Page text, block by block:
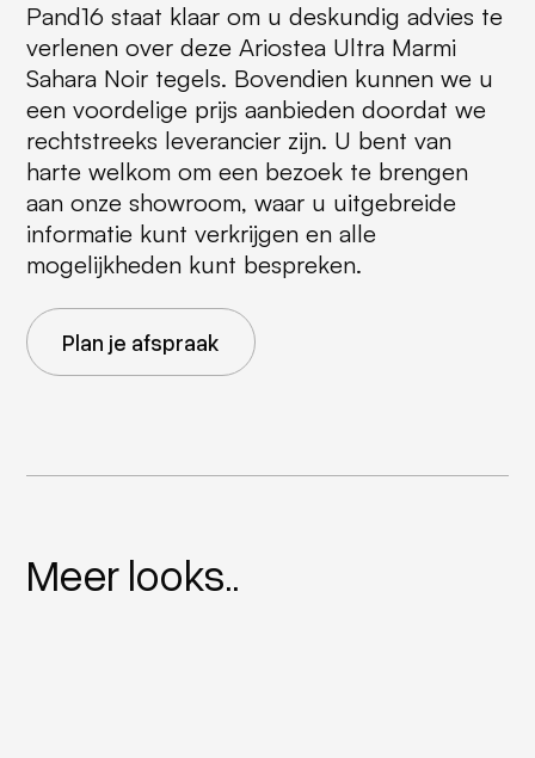
Pand16 staat klaar om u deskundig advies te
verlenen over deze Ariostea Ultra Marmi
Sahara Noir tegels. Bovendien kunnen we u
een voordelige prijs aanbieden doordat we
rechtstreeks leverancier zijn. U bent van
harte welkom om een bezoek te brengen
aan onze showroom, waar u uitgebreide
informatie kunt verkrijgen en alle
mogelijkheden kunt bespreken.
Plan je afspraak
Meer looks..